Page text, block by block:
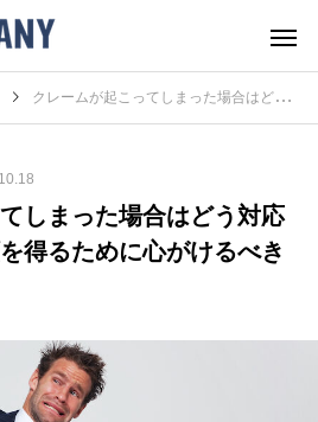
クレームが起こってしまった場合はどう対応すれば良い？信頼を得るために心がけるべきこと
しまった場合はどう対応
得るために心がけるべき